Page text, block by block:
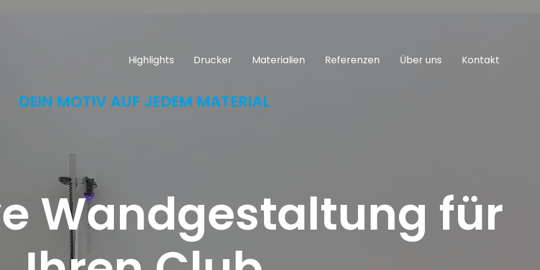
Highlights
Drucker Materialien Referenzen Über uns Kontakt
DEIN MOTIV AUF JEDEM MATERIAL
Wandgestaltung für